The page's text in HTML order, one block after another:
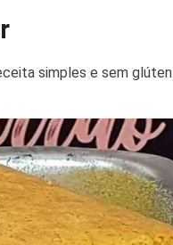
simples e sem glúten.